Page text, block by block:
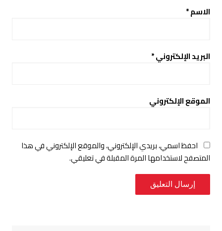
الاسم*
البريد الإلكتروني*
الموقع الإلكتروني
احفظ اسمي، بريدي الإلكتروني، والموقع الإلكتروني في هذا
المتصفح لاستخدامها المرة المقبلة في تعليقي.